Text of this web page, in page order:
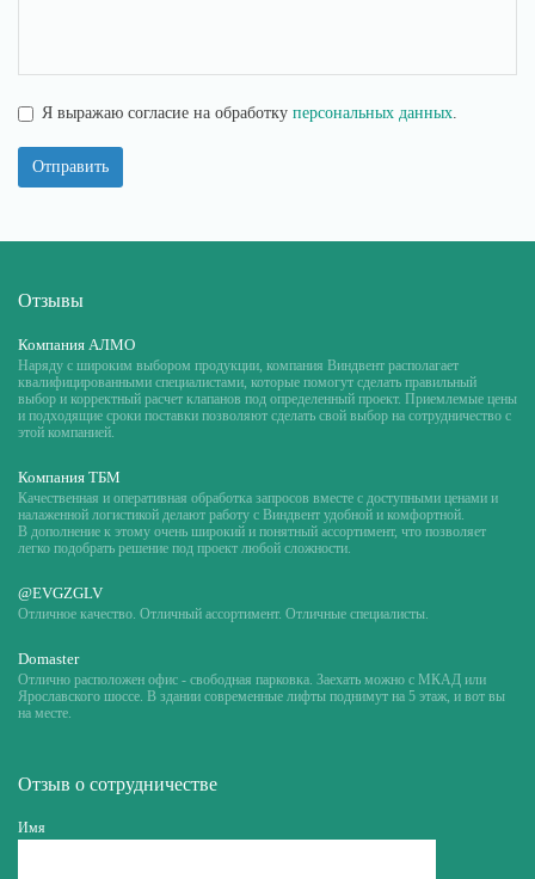
Я выражаю согласие на обработку персональных данных.
Отправить
Отзывы
Компания АЛМО
Наряду с широким выбором продукции, компания Виндвент располагает
квалифицированными специалистами, которые помогут сделать правильный
выбор и корректный расчет клапанов под определенный проект. Приемлемые цены
и подходящие сроки поставки позволяют сделать свой выбор на сотрудничество с
этой компанией.
Компания ТБМ
Качественная и оперативная обработка запросов вместе с доступными ценами и
налаженной логистикой делают работу с Виндвент удобной и комфортной.
В дополнение к этому очень широкий и понятный ассортимент, что позволяет
легко подобрать решение под проект любой сложности.
@EVGZGLV
Отличное качество. Отличный ассортимент. Отличные специалисты.
Domaster
Отлично расположен офис - свободная парковка. Заехать можно с МКАД или
Ярославского шоссе. В здании современные лифты поднимут на 5 этаж, и вот вы
на месте.
Отзыв о сотрудничестве
Имя